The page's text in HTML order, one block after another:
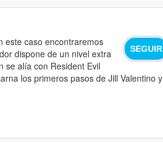
SEGUIR
este caso encontraremos
dispone de un nivel extra
se alía con Resident Evil
los primeros pasos de Jill Valentino y